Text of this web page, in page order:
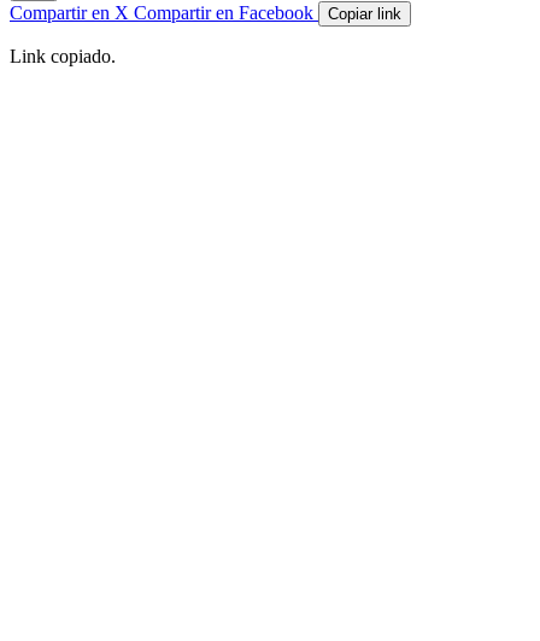
Compartir en X Compartir en Facebook Copiar link
Link copiado.